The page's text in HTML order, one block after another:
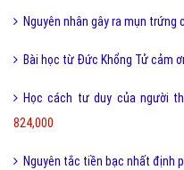
Nguyên nhân gây ra mụn trứng
Bài học từ Đức Khổng Tử cảm
Học cách tư duy của người
824,000
Nguyên tắc tiền bạc nhất định